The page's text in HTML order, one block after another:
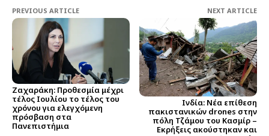
PREVIOUS ARTICLE
Ζαχαράκη: Προθεσμία μέχρι
τέλος Ιουλίου το τέλος του
χρόνου για ελεγχόμενη
πρόσβαση στα
Πανεπιστήμια
NEXT ARTICLE
Ινδία: Νέα επίθεση
πακιστανικών drones στην
πόλη Τζάμου του Κασμίρ –
Εκρήξεις ακούστηκαν και